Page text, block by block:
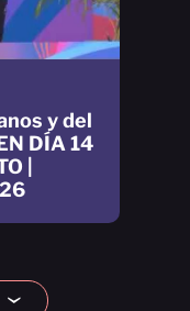
y del
DÍA 14
|
›